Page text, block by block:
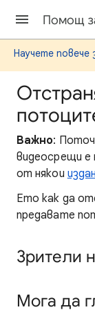
Помощ
Научете повече
Важно:
видеосрещи е
от някои
Ето как да
предавате
Зрители
Мога да